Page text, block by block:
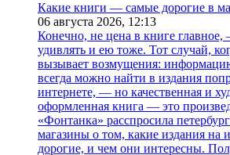
Какие книги — самые дорогие в
06 августа 2026, 12:13
Конечно, не цена в книге
удивлять и ею тоже. Тот случай,
вызывает возмущения:
всегда можно найти в издания
интернете, — но качественная и
оформленная книга — это
«Фонтанка» расспросила
магазины о том, какие издания
дорогие, и чем они интересны.